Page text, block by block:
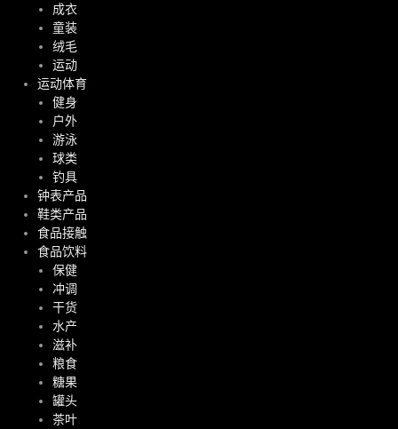
成衣
童装
绒毛
运动
运动体育
健身
户外
游泳
球类
钓具
钟表产品
鞋类产品
食品接触
食品饮料
保健
冲调
干货
水产
滋补
粮食
糖果
罐头
茶叶